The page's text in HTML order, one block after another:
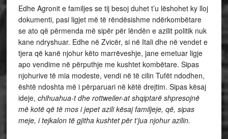
Edhe Agronit e familjes se tij besoj duhet t’u lëshohet ky lloj
dokumenti, pasi ligjet më të rëndësishme ndërkombëtare
se ato që përmenda më sipër për lëndën e azilit politik nuk
kane ndryshuar. Edhe në Zvicër, si në Itali dhe në vendet e
tjera që kanë njohur këto marrëveshje, jane emetuar ligje
apo vendime në përputhje me kushtet kombëtare. Sipas
njohurive të mia modeste, vendi në të cilin Tufët ndodhen,
është ndoshta më i përparuari në këtë drejtim. Sipas kësaj
ideje, chihuahua-t dhe rottweiler-at shqiptarë shpresojnë
më kotë që të mos i jepet azili kësaj familjeje, që, sipas
meje, i tejkalon të gjitha kushtet për t’jua njohur azilin.